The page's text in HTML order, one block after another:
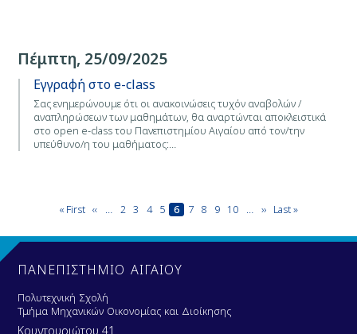
Πέμπτη, 25/09/2025
Εγγραφή στο e-class
Σας ενημερώνουμε ότι οι ανακοινώσεις τυχόν αναβολών /
αναπληρώσεων των μαθημάτων, θα αναρτώνται αποκλειστικά
στο open e-class του Πανεπιστημίου Αιγαίου από τον/την
υπεύθυνο/η του μαθήματος:…
Pagination
First
« First Previous
‹‹ … Page
2 Page
3 Page
4 Page
5
Current
page
6 Page
7 Page
8 Page
9 Page
10 … Next
›› Last
Last »
ΠΑΝΕΠΙΣΤΗΜΙΟ ΑΙΓΑΙΟΥ
Πολυτεχνική Σχολή
Τμήμα Μηχανικών Οικονομίας και Διοίκησης
Κουντουριώτου 41